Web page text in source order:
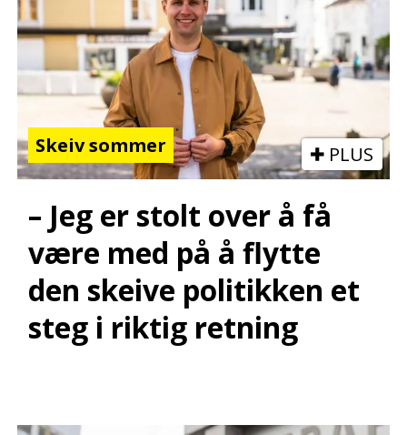
Skeiv sommer PLUS
– Jeg er stolt over å få
være med på å flytte
den skeive politikken et
steg i riktig retning